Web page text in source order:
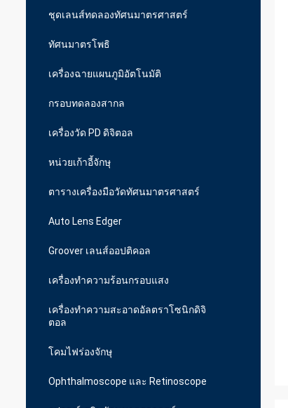
ชุดเลนส์ทดลองทัศนมาตรศาสตร์
ทัศนมาตรโพธิ
เครื่องฉายแผนภูมิอัตโนมัติ
กรอบทดลองสากล
เครื่องวัด PD ดิจิตอล
หน่วยเก้าอี้จักษุ
ตารางเครื่องมือวัดทัศนมาตรศาสตร์
Auto Lens Edger
Groover เลนส์ออปติคอล
เครื่องทำความร้อนกรอบแสง
เครื่องทำความสะอาดอัลตราโซนิกดิจิ
ตอล
โคมไฟร่องจักษุ
Ophthalmoscope และ Retinoscope